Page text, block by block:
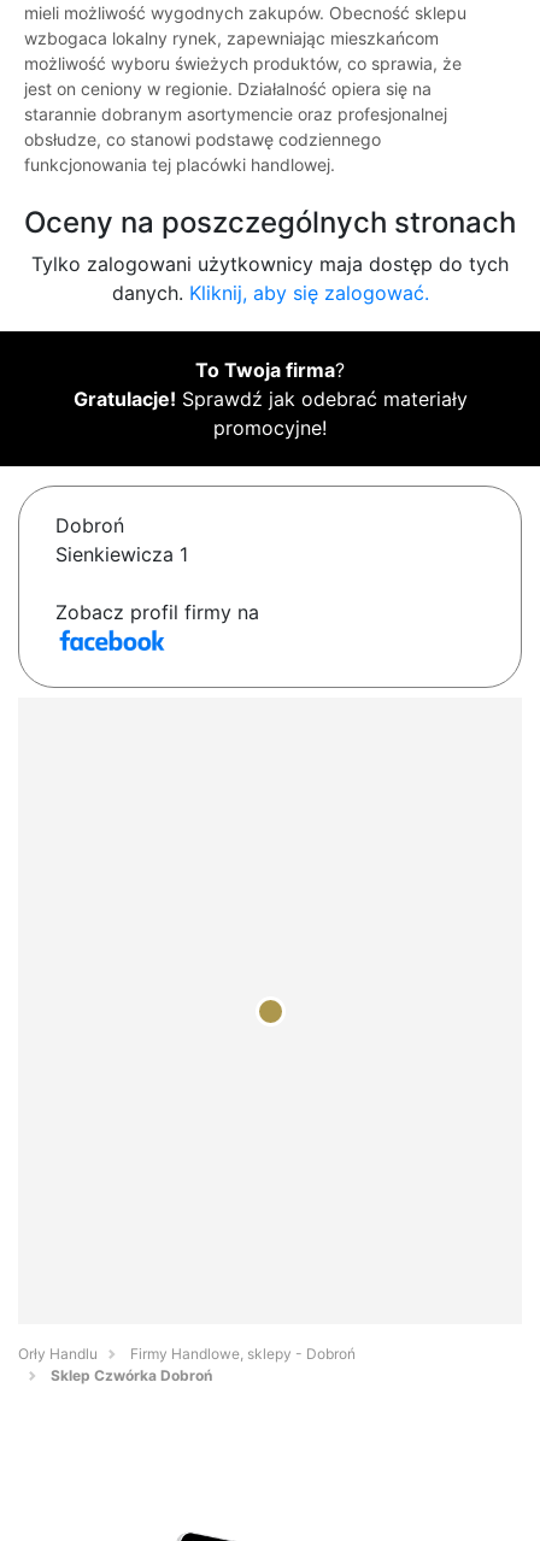
mieli możliwość wygodnych zakupów. Obecność sklepu
wzbogaca lokalny rynek, zapewniając mieszkańcom
możliwość wyboru świeżych produktów, co sprawia, że
jest on ceniony w regionie. Działalność opiera się na
starannie dobranym asortymencie oraz profesjonalnej
obsłudze, co stanowi podstawę codziennego
funkcjonowania tej placówki handlowej.
Oceny na poszczególnych stronach
Tylko zalogowani użytkownicy maja dostęp do tych
danych. Kliknij, aby się zalogować.
To Twoja firma?
Gratulacje! Sprawdź jak odebrać materiały
promocyjne!
Dobroń
Sienkiewicza 1
Zobacz profil firmy na
Orły Handlu
Firmy Handlowe, sklepy - Dobroń
Sklep Czwórka Dobroń